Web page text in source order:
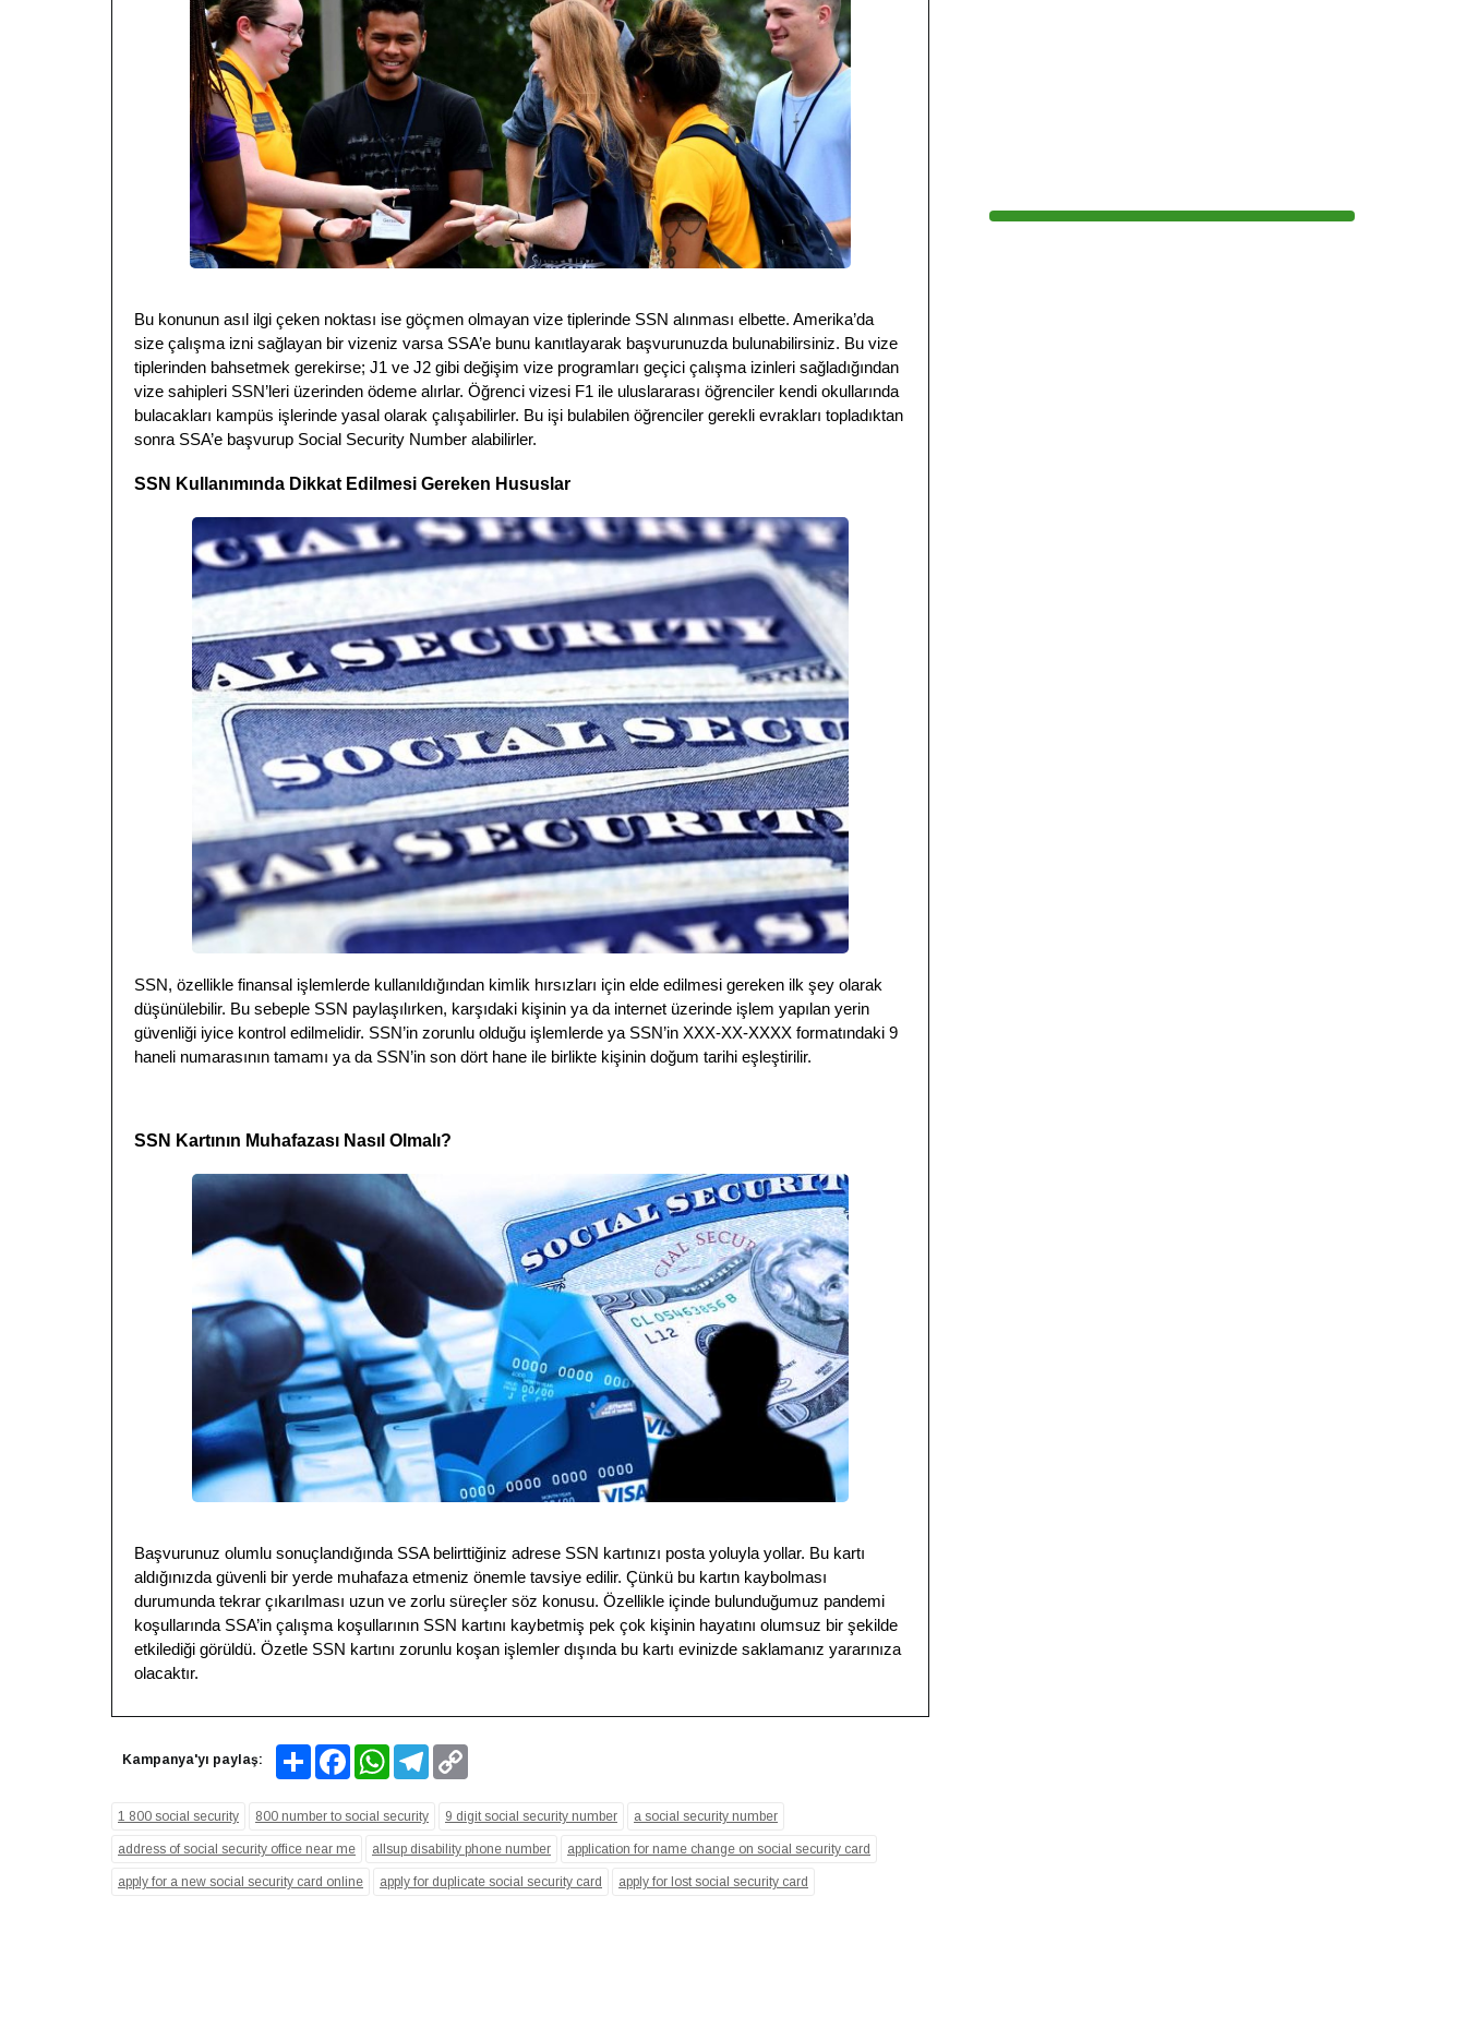
Bu konunun asıl ilgi çeken noktası ise göçmen olmayan vize tiplerinde SSN alınması elbette. Amerika’da
size çalışma izni sağlayan bir vizeniz varsa SSA’e bunu kanıtlayarak başvurunuzda bulunabilirsiniz. Bu vize
tiplerinden bahsetmek gerekirse; J1 ve J2 gibi değişim vize programları geçici çalışma izinleri sağladığından
vize sahipleri SSN’leri üzerinden ödeme alırlar. Öğrenci vizesi F1 ile uluslararası öğrenciler kendi okullarında
bulacakları kampüs işlerinde yasal olarak çalışabilirler. Bu işi bulabilen öğrenciler gerekli evrakları topladıktan
sonra SSA’e başvurup Social Security Number alabilirler.
SSN Kullanımında Dikkat Edilmesi Gereken Hususlar
SSN, özellikle finansal işlemlerde kullanıldığından kimlik hırsızları için elde edilmesi gereken ilk şey olarak
düşünülebilir. Bu sebeple SSN paylaşılırken, karşıdaki kişinin ya da internet üzerinde işlem yapılan yerin
güvenliği iyice kontrol edilmelidir. SSN’in zorunlu olduğu işlemlerde ya SSN’in XXX-XX-XXXX formatındaki 9
haneli numarasının tamamı ya da SSN’in son dört hane ile birlikte kişinin doğum tarihi eşleştirilir.
SSN Kartının Muhafazası Nasıl Olmalı?
Başvurunuz olumlu sonuçlandığında SSA belirttiğiniz adrese SSN kartınızı posta yoluyla yollar. Bu kartı
aldığınızda güvenli bir yerde muhafaza etmeniz önemle tavsiye edilir. Çünkü bu kartın kaybolması
durumunda tekrar çıkarılması uzun ve zorlu süreçler söz konusu. Özellikle içinde bulunduğumuz pandemi
koşullarında SSA’in çalışma koşullarının SSN kartını kaybetmiş pek çok kişinin hayatını olumsuz bir şekilde
etkilediği görüldü. Özetle SSN kartını zorunlu koşan işlemler dışında bu kartı evinizde saklamanız yararınıza
olacaktır.
Kampanya'yı paylaş: Share FacebookWhatsAppTelegram
1 800 social security 800 number to social security 9 digit social security number a social security number
address of social security office near me allsup disability phone number application for name change on social security card
apply for a new social security card online apply for duplicate social security card apply for lost social security card